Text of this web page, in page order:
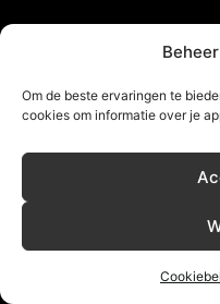
Om de beste ervaringen te
cookies om informatie over je